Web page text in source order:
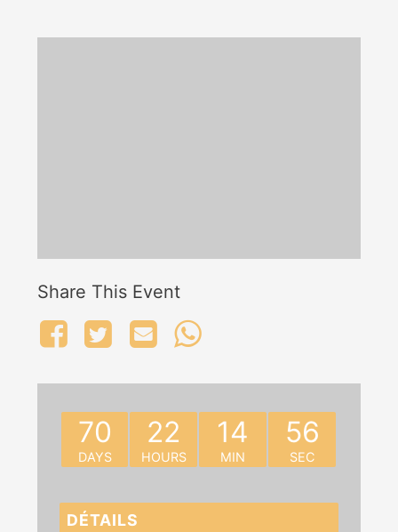
Share This Event
70
DAYS
22
HOURS
14
MIN
56
SEC
DÉTAILS